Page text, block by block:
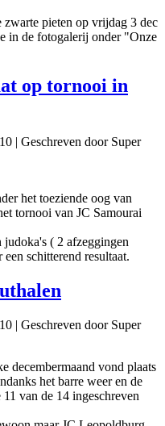
pieten op vrijdag 3 dec
in de fotogalerij onder "Onze
op tornooi in
| Geschreven door Super
het toeziende oog van
tornooi van JC Samourai
( 2 afzeggingen
schitterend resultaat.
| Geschreven door Super
decembermaand vond plaats
het barre weer en de
van de 14 ingeschreven